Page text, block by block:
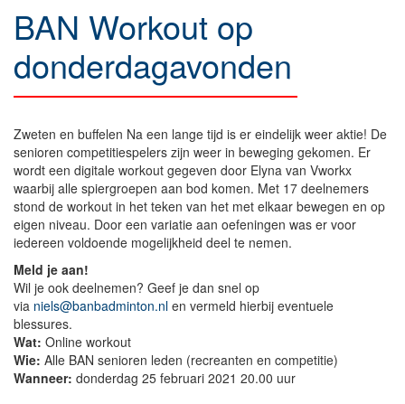
BAN Workout op
donderdagavonden
Zweten en buffelen Na een lange tijd is er eindelijk weer aktie! De
senioren competitiespelers zijn weer in beweging gekomen. Er
wordt een digitale workout gegeven door Elyna van Vworkx
waarbij alle spiergroepen aan bod komen. Met 17 deelnemers
stond de workout in het teken van het met elkaar bewegen en op
eigen niveau. Door een variatie aan oefeningen was er voor
iedereen voldoende mogelijkheid deel te nemen.
Meld je aan!
Wil je ook deelnemen? Geef je dan snel op
via niels@banbadminton.nl en vermeld hierbij eventuele
blessures.
Wat: Online workout
Wie: Alle BAN senioren leden (recreanten en competitie)
Wanneer: donderdag 25 februari 2021 20.00 uur